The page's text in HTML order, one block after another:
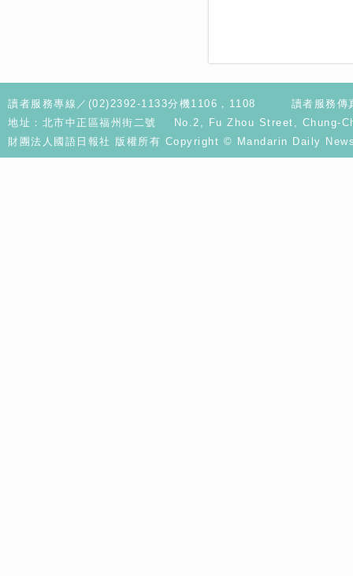
讀者服務專線／(02)2392-1133分機1106，1108
讀者服務
地址：北市中正區福州街二號 No.2, Fu Zhou Street, Chung-
財團法人國語日報社 版權所有 Copyright © Mandarin Daily